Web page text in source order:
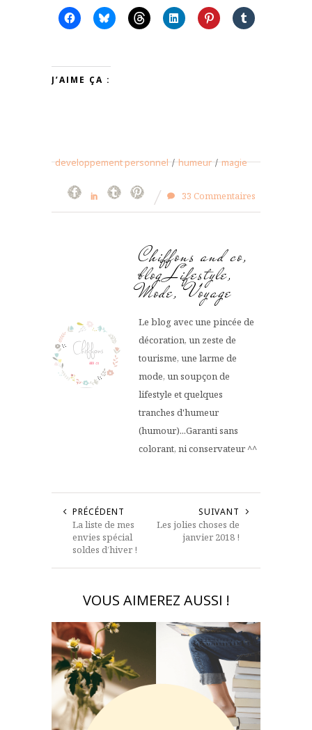
J’AIME ÇA :
developpement personnel / humeur / magie
33 Commentaires
Chiffons and co,
blog Lifestyle,
Mode, Voyage
Le blog avec une pincée de
décoration, un zeste de
tourisme, une larme de
mode, un soupçon de
lifestyle et quelques
tranches d'humeur
(humour)...Garanti sans
colorant, ni conservateur ^^
PRÉCÉDENT
La liste de mes
envies spécial
soldes d’hiver !
SUIVANT
Les jolies choses de
janvier 2018 !
VOUS AIMEREZ AUSSI !